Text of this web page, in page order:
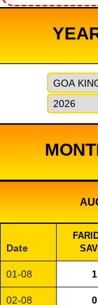
Date
01-08
02-08